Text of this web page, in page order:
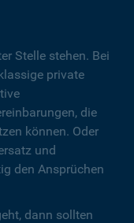
Stelle stehen. Bei
private
die
können. Oder
und
den Ansprüchen
dann sollten